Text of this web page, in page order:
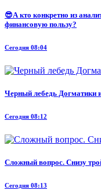
😎А кто конкретно из
финансовую пользу?
Сегодня 08:04
Черный лебедь Догматики
Сегодня 08:12
Сложный вопрос. Снизу
Сегодня 08:13